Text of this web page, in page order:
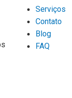
Serviços
Contato
Blog
FAQ